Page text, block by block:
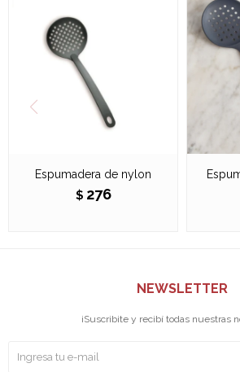
Espumadera de nylon
$ 276
NEWSLETTER
¡Suscribite y recibí todas nuestras